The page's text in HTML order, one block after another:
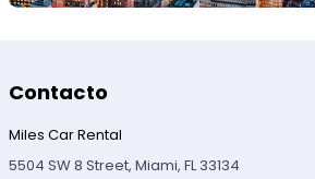
Contacto
Miles Car Rental
5504 SW 8 Street, Miami, FL 33134